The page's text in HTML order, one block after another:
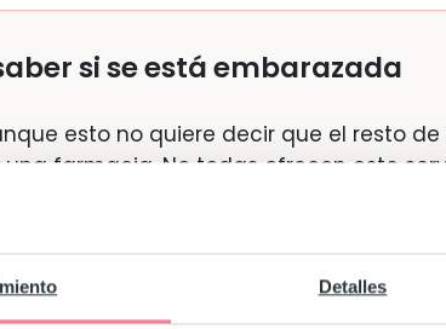
Detalles
si se está embarazada
esto no quiere decir que el resto
farmacia. No todas ofrecen este
de unos 10 o 12 euros y los resultados